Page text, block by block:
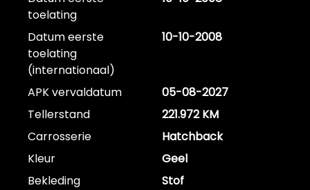
toelating
Datum eerste
toelating
(internationaal)
10-10-2008
APK vervaldatum
05-08-2027
Tellerstand
221.972 KM
Carrosserie
Hatchback
Kleur
Geel
Bekleding
Stof